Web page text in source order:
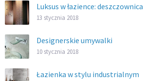
Luksus w łazience: deszczownica
13 stycznia 2018
Designerskie umywalki
10 stycznia 2018
Łazienka w stylu industrialnym